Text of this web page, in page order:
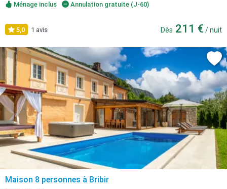
Ménage inclus Annulation gratuite (J-60)
5,0 1 avis Dès 211 € / nuit
Maison 8 personnes à Bribir